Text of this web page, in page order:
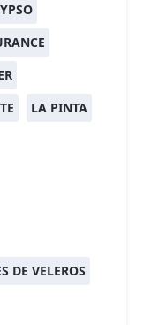
LA PINTA
DE VELEROS